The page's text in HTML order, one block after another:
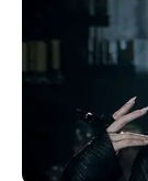
πρωτοετείς